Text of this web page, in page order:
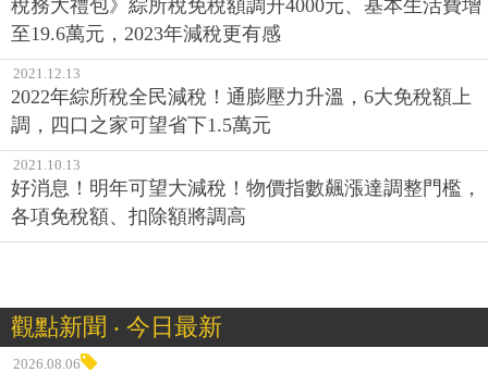
稅務大禮包》綜所稅免稅額調升4000元、基本生活費增
至19.6萬元，2023年減稅更有感
2021.12.13
2022年綜所稅全民減稅！通膨壓力升溫，6大免稅額上
調，四口之家可望省下1.5萬元
2021.10.13
好消息！明年可望大減稅！物價指數飆漲達調整門檻，
各項免稅額、扣除額將調高
觀點新聞 ‧ 今日最新
2026.08.06